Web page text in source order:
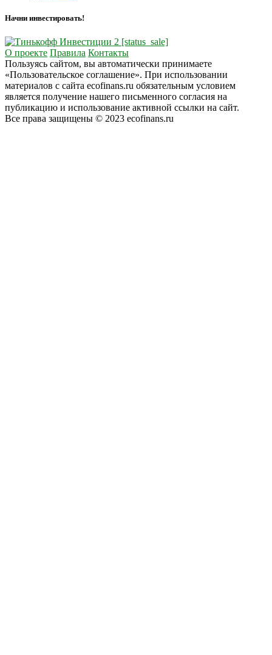
Начни инвестировать!
О проекте Правила Контакты
Пользуясь сайтом, вы автоматически принимаете
«Пользовательское соглашение». При использовании
материалов с сайта ecofinans.ru обязательным условием
является получение нашего письменного согласия на
публикацию и использование активной ссылки на сайт.
Все права защищены © 2023 ecofinans.ru